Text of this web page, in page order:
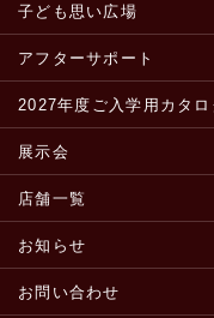
子ども思い広場
アフターサポート
2027年度ご入学用カタロ
展示会
店舗一覧
お知らせ
お問い合わせ